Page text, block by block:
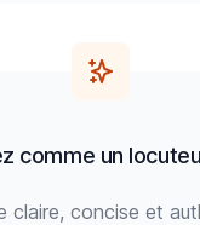
comme un
claire, concise et